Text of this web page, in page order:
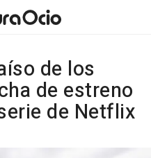
de los
de estreno
de Netflix